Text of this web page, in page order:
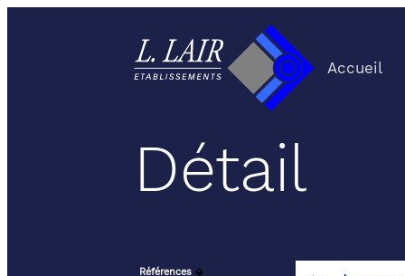
Accueil
Détail
Références ⬙